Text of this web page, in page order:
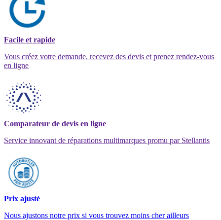
Facile et rapide
Vous créez votre demande, recevez des devis et prenez rendez-vous
en ligne
Comparateur de devis en ligne
Service innovant de réparations multimarques promu par Stellantis
Prix ajusté
Nous ajustons notre prix si vous trouvez moins cher ailleurs